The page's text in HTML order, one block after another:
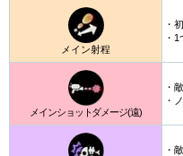
メイン射程
・
・
メインショットダメージ(遠)
・
・
・